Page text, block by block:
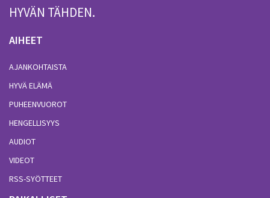
HYVÄN TÄHDEN.
AIHEET
AJANKOHTAISTA
HYVÄ ELÄMÄ
PUHEENVUOROT
HENGELLISYYS
AUDIOT
VIDEOT
RSS-SYÖTTEET